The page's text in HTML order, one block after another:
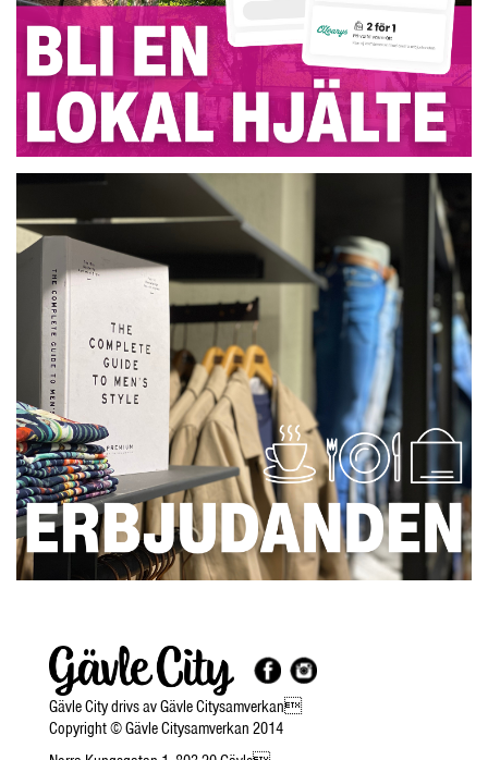
Gävle City drivs av Gävle Citysamverkan
Copyright © Gävle Citysamverkan 2014